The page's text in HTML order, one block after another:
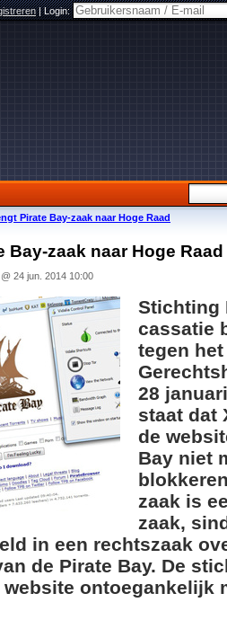
|Login:
Pirate Bay-zaak naar Hoge Raad
Bay-zaak naar Hoge Raad
@ 24 jun. 2014 10:00
Stichting
cassatie
tegen
28
staat dat
de
Bay niet
zaak is
zaak,
in een rechtszaak
de Pirate Bay. De
ontoegankelijk